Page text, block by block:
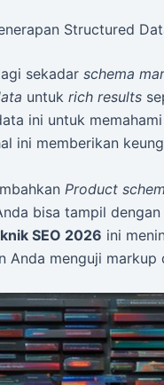
Structured
sekadar schema
untuk rich results
ini untuk
ini memberikan
Product
bisa tampil dengan
SEO 2026 ini
Anda menguji markup